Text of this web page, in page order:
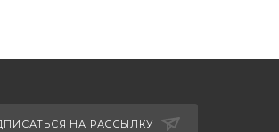
НА РАССЫЛКУ